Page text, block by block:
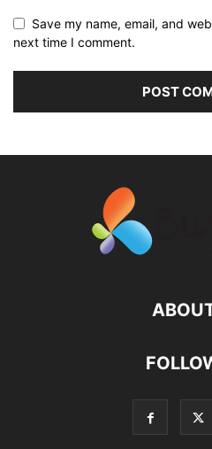
Save my name, email, and
next time I comment.